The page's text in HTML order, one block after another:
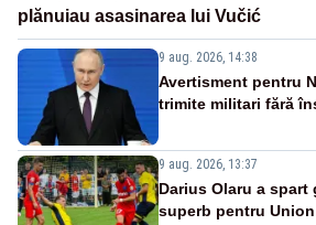
plănuiau asasinarea lui Vučić
9 aug. 2026, 14:38
Avertisment pentru
trimite militari fără
9 aug. 2026, 13:37
Darius Olaru a spart
superb pentru